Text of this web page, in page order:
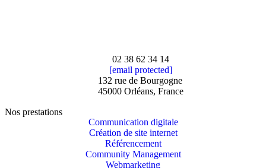
02 38 62 34 14
[email protected]
132 rue de Bourgogne
45000 Orléans, France
Nos prestations
Communication digitale
Création de site internet
Référencement
Community Management
Webmarketing